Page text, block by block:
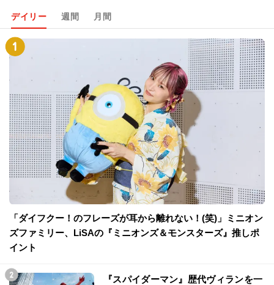
デイリー 週間 月間
「ダイフクー！のフレーズが耳から離れない！(笑)」ミニオン
ズファミリー、LiSAの『ミニオンズ＆モンスターズ』推しポ
イント
『スパイダーマン』歴代ヴィランを一